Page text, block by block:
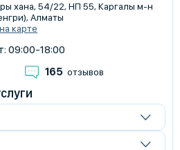
хана, 54/22, НП 55, Каргалы м-н
Алматы
карте
09:00-18:00
165 отзывов